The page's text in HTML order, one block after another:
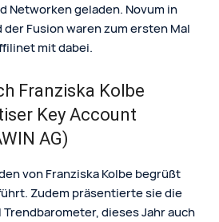
Networken geladen. Novum in
Fusion waren zum ersten Mal
mit dabei.
Franziska Kolbe
Key Account
AG)
von Franziska Kolbe begrüßt
Zudem präsentierte sie die
Trendbarometer, dieses Jahr auch